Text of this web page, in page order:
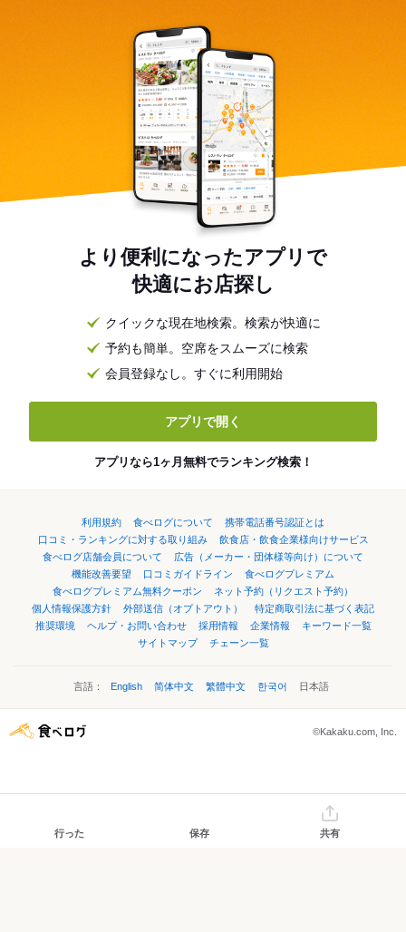
より便利になったアプリで
快適にお店探し
クイックな現在地検索。検索が快適に
予約も簡単。空席をスムーズに検索
会員登録なし。すぐに利用開始
アプリで開く
アプリなら1ヶ月無料でランキング検索！
利用規約 食べログについて
携帯電話番号認証とは
口コミ・ランキングに対する取り組み
飲食店・飲食企業様向けサービス
食べログ店舗会員について
広告（メーカー・団体様等向け）について
機能改善要望
口コミガイドライン
食べログプレミアム
食べログプレミアム無料クーポン
ネット予約（リクエスト予約）
個人情報保護方針
外部送信（オプトアウト）
特定商取引法に基づく表記
推奨環境
ヘルプ・お問い合わせ 採用情報 企業情報
キーワード一覧
サイトマップ
チェーン一覧
言語： English 简体中文 繁體中文 한국어 日本語
©Kakaku.com, Inc.
行った 保存 共有